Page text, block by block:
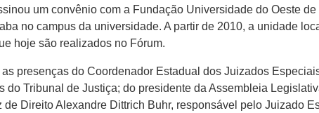
um convênio com a Fundação Universidade do Oeste
no campus da universidade. A partir de 2010, a unidade
hoje são realizados no Fórum.
presenças do Coordenador Estadual dos Juizados
do Tribunal de Justiça; do presidente da Assembleia
de Direito Alexandre Dittrich Buhr, responsável pelo Juizado